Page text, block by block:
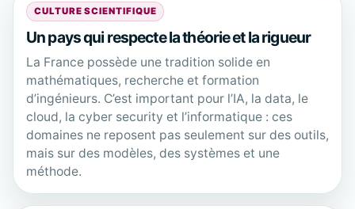
CULTURE SCIENTIFIQUE
Un pays qui respecte la théorie et la rigueur
La France possède une tradition solide en
mathématiques, recherche et formation
d’ingénieurs. C’est important pour l’IA, la data, le
cloud, la cyber security et l’informatique : ces
domaines ne reposent pas seulement sur des outils,
mais sur des modèles, des systèmes et une
méthode.